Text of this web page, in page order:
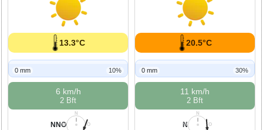
13.3°C
0 mm 10%
6 km/h
2 Bft
N
O
W
NNO
20.5°C
0 mm 30%
11 km/h
2 Bft
N
O
W
N